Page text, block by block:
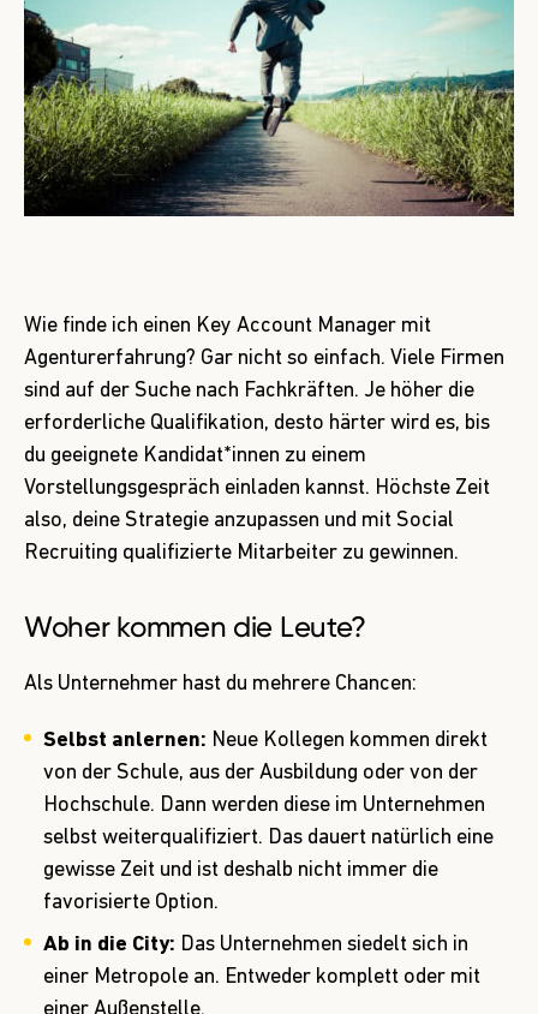
Wie finde ich einen Key Account Manager mit
Agenturerfahrung? Gar nicht so einfach. Viele Firmen
sind auf der Suche nach Fachkräften. Je höher die
erforderliche Qualifikation, desto härter wird es, bis
du geeignete Kandidat*innen zu einem
Vorstellungsgespräch einladen kannst. Höchste Zeit
also, deine Strategie anzupassen und mit Social
Recruiting qualifizierte Mitarbeiter zu gewinnen.
Woher kommen die Leute?
Als Unternehmer hast du mehrere Chancen:
Selbst anlernen: Neue Kollegen kommen direkt
von der Schule, aus der Ausbildung oder von der
Hochschule. Dann werden diese im Unternehmen
selbst weiterqualifiziert. Das dauert natürlich eine
gewisse Zeit und ist deshalb nicht immer die
favorisierte Option.
Ab in die City: Das Unternehmen siedelt sich in
einer Metropole an. Entweder komplett oder mit
einer Außenstelle.